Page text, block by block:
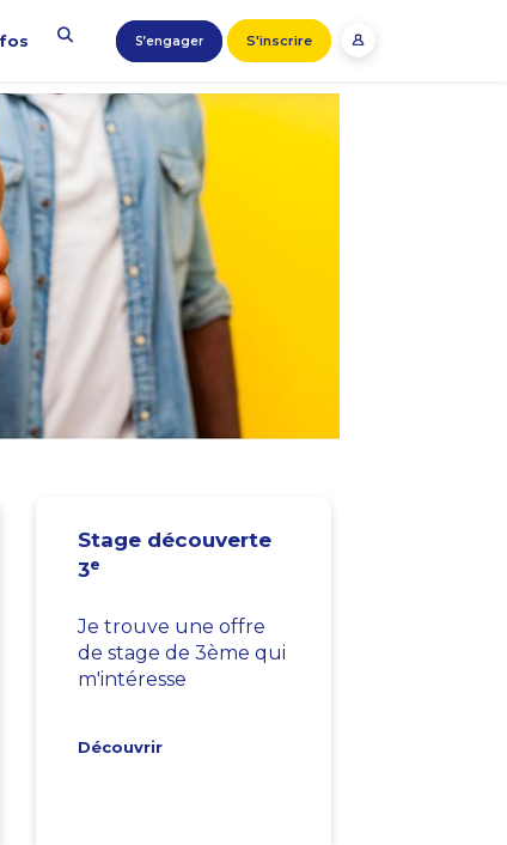
S’engager S'inscrire
Stage découverte
3e
Je trouve une offre
de stage de 3ème qui
m'intéresse
Découvrir